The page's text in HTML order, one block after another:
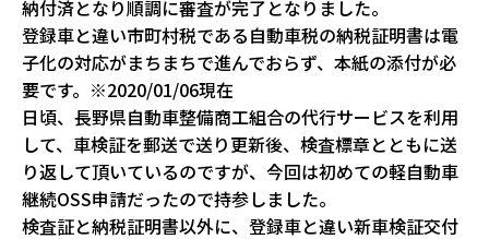
納付済となり順調に審査が完了となりました。
登録車と違い市町村税である自動車税の納税証明書は電
子化の対応がまちまちで進んでおらず、本紙の添付が必
要です。※2020/01/06現在
日頃、長野県自動車整備商工組合の代行サービスを利用
して、車検証を郵送で送り更新後、検査標章とともに送
り返して頂いているのですが、今回は初めての軽自動車
継続OSS申請だったので持参しました。
検査証と納税証明書以外に、登録車と違い新車検証交付